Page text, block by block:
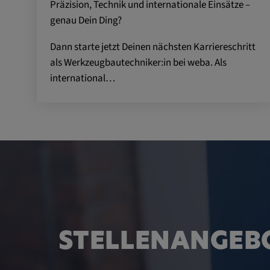
Präzision, Technik und internationale Einsätze –
genau Dein Ding?
Dann starte jetzt Deinen nächsten Karriereschritt
als Werkzeugbautechniker:in bei weba. Als
international…
Externe Medien
Notwendig, um Inhalte von externen Medien-
anzuzeigen.
Anbieter:
Youtube